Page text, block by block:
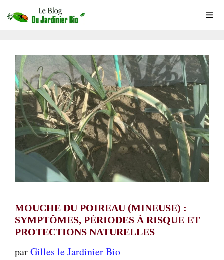
au
MOUCHE DU POIREAU (MINEUSE) :
SYMPTÔMES, PÉRIODES À RISQUE ET
PROTECTIONS NATURELLES
parGilles le Jardinier Bio